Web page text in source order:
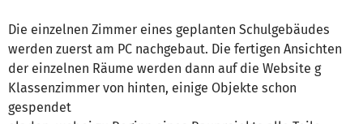
Die einzelnen Zimmer eines geplanten Schulgebäudes
werden zuerst am PC nachgebaut. Die fertigen Ansichten
der einzelnen Räume werden dann auf die Website g
Klassenzimmer von hinten, einige Objekte schon
gespendet